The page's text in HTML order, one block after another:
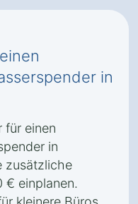
in
für einen
in
zusätzliche
€ einplanen.